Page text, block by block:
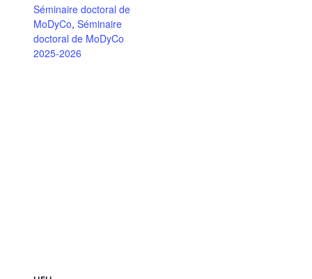
Séminaire doctoral de
MoDyCo, Séminaire
doctoral de MoDyCo
2025-2026